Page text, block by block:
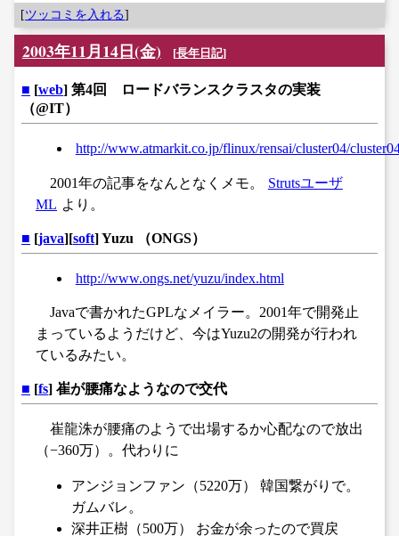
[ツッコミを入れる]
2003年11月14日(金) [長年日記]
■ [web] 第4回 ロードバランスクラスタの実装
（@IT）
http://www.atmarkit.co.jp/flinux/rensai/cluster04/
2001年の記事をなんとなくメモ。
Strutsユーザ
ML より。
■ [java][soft] Yuzu （ONGS）
http://www.ongs.net/yuzu/index.html
Javaで書かれたGPLなメイラー。2001年で開発止
まっているようだけど、今はYuzu2の開発が行われ
ているみたい。
■ [fs] 崔が腰痛なようなので交代
崔龍洙が腰痛のようで出場するか心配なので放出
（−360万）。代わりに
アンジョンファン（5220万） 韓国繋がりで。
ガムバレ。
深井正樹（500万） お金が余ったので買戻